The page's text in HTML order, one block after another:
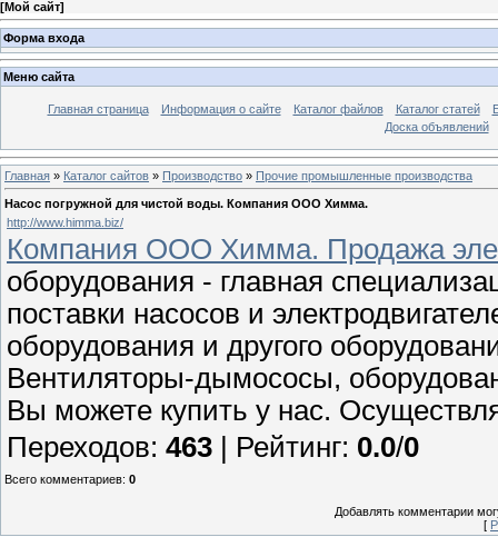
[Мой сайт]
Форма входа
Меню сайта
Главная страница Информация о сайте Каталог файлов Каталог статей
Доска объявлений
Главная » Каталог сайтов » Производство » Прочие промышленные производства
Насос погружной для чистой воды. Компания ООО Химма.
http://www.himma.biz/
Компания ООО Химма. Продажа
оборудования - главная
поставки насосов и
оборудования и другого
Вентиляторы-дымососы,
Вы можете купить у нас.
Переходов: 463 | Рейтинг: 0.0/0
Всего комментариев: 0
Добавлять комментарии
[